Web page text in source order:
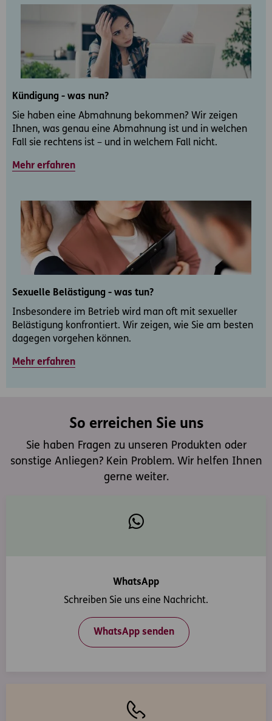
Kündigung - was nun?
Sie haben eine Abmahnung bekommen? Wir zeigen
Ihnen, was genau eine Abmahnung ist und in welchen
Fall sie rechtens ist – und in welchem Fall nicht.
Mehr erfahren
Sexuelle Belästigung - was tun?
Insbesondere im Betrieb wird man oft mit sexueller
Belästigung konfrontiert. Wir zeigen, wie Sie am besten
dagegen vorgehen können.
Mehr erfahren
So erreichen Sie uns
Sie haben Fragen zu unseren Produkten oder
sonstige Anliegen? Kein Problem. Wir helfen Ihnen
gerne weiter.
WhatsApp
Schreiben Sie uns eine Nachricht.
WhatsApp senden